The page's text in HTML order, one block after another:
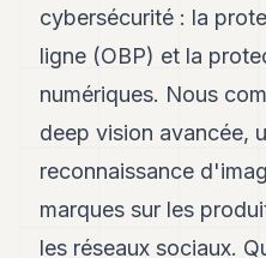
FR
cybersécurité : la
ligne (OBP) et la
numériques. Nous
deep vision avancée,
reconnaissance
marques sur les
les réseaux sociaux.